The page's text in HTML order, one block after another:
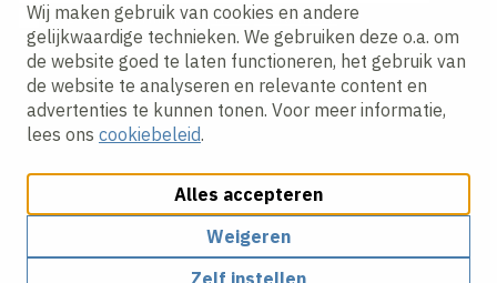
Wij maken gebruik van cookies en andere
gelijkwaardige technieken. We gebruiken deze o.a. om
de website goed te laten functioneren, het gebruik van
de website te analyseren en relevante content en
advertenties te kunnen tonen. Voor meer informatie,
lees ons cookiebeleid.
Alles accepteren
Weigeren
Zelf instellen
Ik ga akkoord met hetprivacy statement.
Cookies aanpassenCookie beleidPrivacy policy